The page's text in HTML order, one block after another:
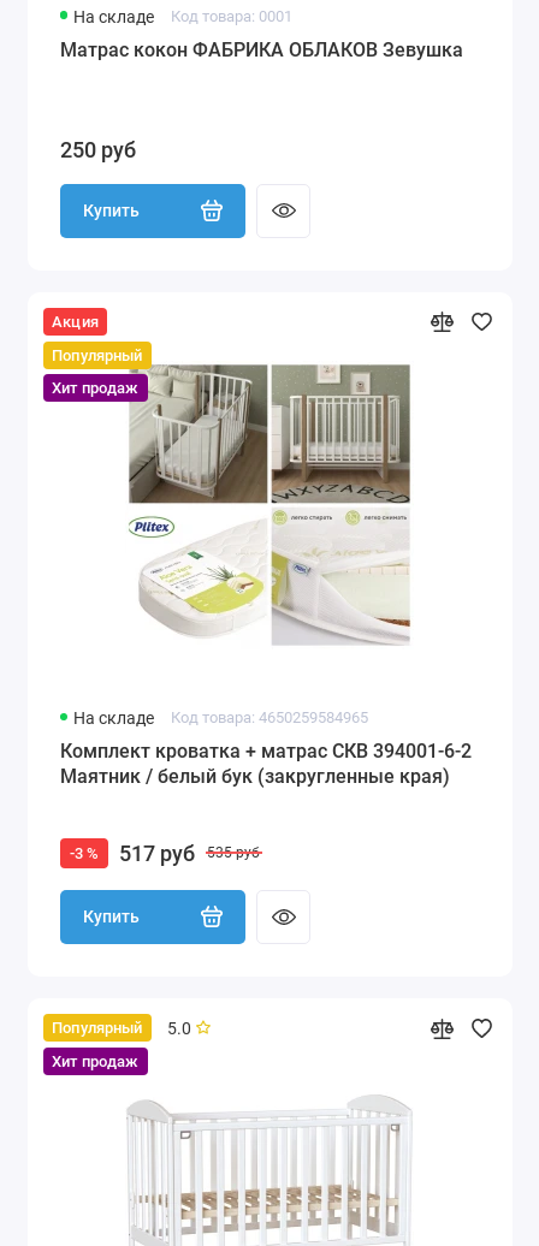
На складе Код товара: 0001
Матрас кокон ФАБРИКА ОБЛАКОВ Зевушка
250 руб
Купить
Акция
Популярный
Хит продаж
На складе Код товара: 4650259584965
Комплект кроватка + матрас СКВ 394001-6-2
Маятник / белый бук (закругленные края)
-3 % 517 руб 535 руб
Купить
Популярный
Хит продаж
5.0